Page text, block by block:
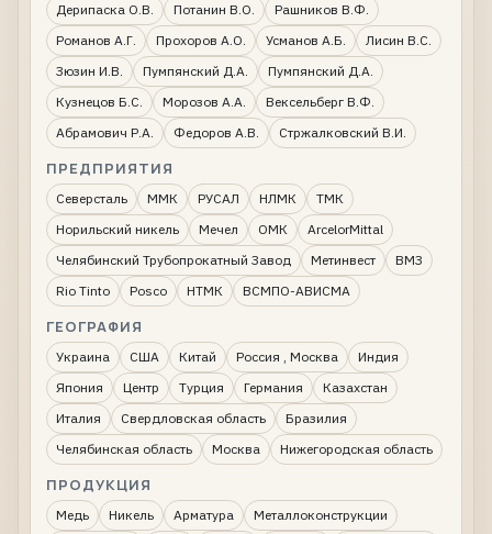
Дерипаска О.В. Потанин В.О.
Рашников В.Ф.
Романов А.Г.
Прохоров А.О. Усманов А.Б.
Лисин В.С.
Зюзин И.В.
Пумпянский Д.А.
Пумпянский Д.А.
Кузнецов Б.С.
Морозов А.А.
Вексельберг В.Ф.
Абрамович Р.А.
Федоров А.В. Стржалковский В.И.
ПРЕДПРИЯТИЯ
Северсталь ММК РУСАЛ НЛМК
ТМК
Норильский никель
Мечел ОМК
ArcelorMittal
Челябинский Трубопрокатный Завод
Метинвест
ВМЗ
Rio Tinto
Posco НТМК ВСМПО-АВИСМА
ГЕОГРАФИЯ
Украина США Китай Россия , Москва
Индия
Япония
Центр Турция Германия
Казахстан
Италия
Свердловская область
Бразилия
Челябинская область
Москва Нижегородская область
ПРОДУКЦИЯ
Медь Никель Арматура
Металлоконструкции